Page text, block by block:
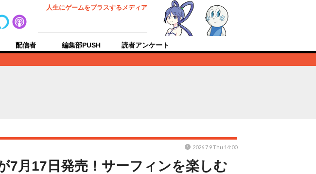
人生にゲームをプラスするメディア
配信者 編集部PUSH 読者アンケート
7月17日発売！サーフィンを楽しむ
2026.7.9 Thu 14:00